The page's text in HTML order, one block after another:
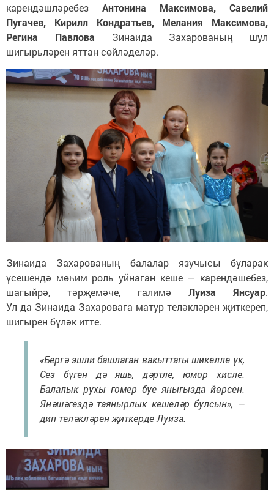
карендәшләребез Антонина Максимова, Савелий
Пугачев, Кирилл Кондратьев, Мелания Максимова,
Регина Павлова Зинаида Захарованың шул
шигырьләрен яттан сөйләделәр.
Зинаида Захарованың балалар язучысы буларак
үсешендә мөһим роль уйнаган кеше — карендәшебез,
шагыйрә, тәрҗемәче, галимә Луиза Янсуар.
Ул да Зинаида Захаровага матур теләкләрен җиткереп,
шигырен бүләк итте.
«Бергә эшли башлаган вакыттагы шикелле үк,
Сез бүген дә яшь, дәртле, юмор хисле.
Балалык рухы гомер буе яныгызда йөрсен.
Янәшәгездә таянырлык кешеләр булсын», —
дип теләкләрен җиткерде Луиза.